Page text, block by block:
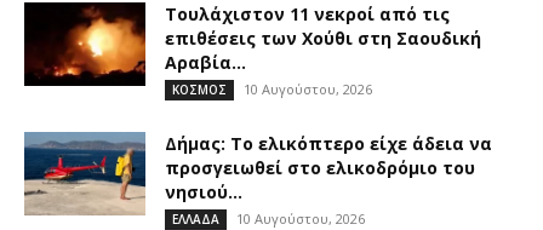
Τουλάχιστον 11 νεκροί από τις
επιθέσεις των Χούθι στη Σαουδική
Αραβία...
ΚΟΣΜΟΣ 10 Αυγούστου, 2026
Δήμας: Το ελικόπτερο είχε άδεια να
προσγειωθεί στο ελικοδρόμιο του
νησιού...
ΕΛΛΑΔΑ 10 Αυγούστου, 2026